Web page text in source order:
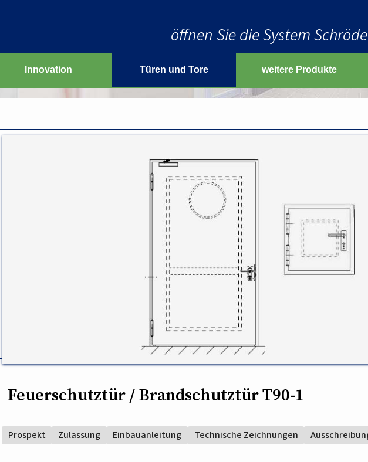
öffnen Sie die System
Feuerschutztür / Brandschutztür T90-1
Prospekt Zulassung Einbauanleitung Technische Zeichnungen
Innovation
Innovationen
Türen und Tore
Feuerschutzschiebetore
Mehrzweckschiebetore
weitere Produkte